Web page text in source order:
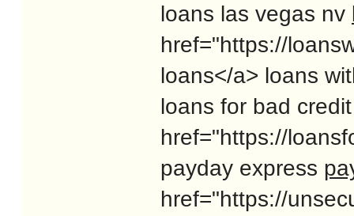
loans las vegas nv
href="https://
loans</a> loans
loans for bad
href="https://
payday express
href="https://